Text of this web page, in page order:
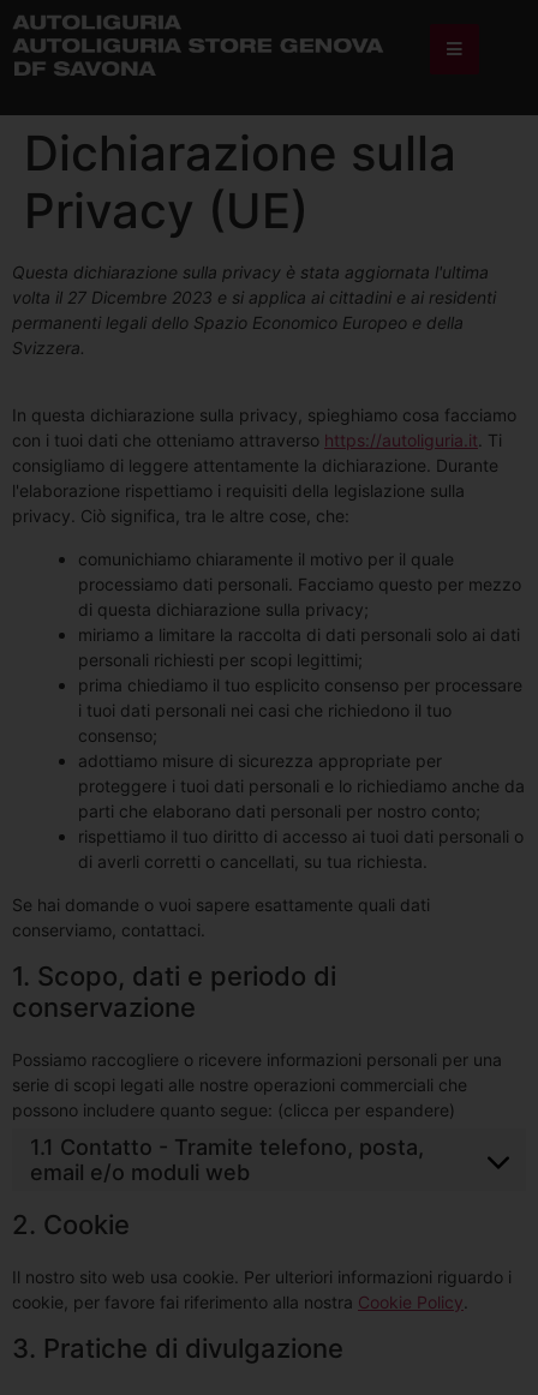
Dichiarazione sulla
Privacy (UE)
Questa dichiarazione sulla privacy è stata aggiornata l'ultima
volta il 27 Dicembre 2023 e si applica ai cittadini e ai residenti
permanenti legali dello Spazio Economico Europeo e della
Svizzera.
In questa dichiarazione sulla privacy, spieghiamo cosa facciamo
con i tuoi dati che otteniamo attraverso https://autoliguria.it . Ti
consigliamo di leggere attentamente la dichiarazione. Durante
l'elaborazione rispettiamo i requisiti della legislazione sulla
privacy. Ciò significa, tra le altre cose, che:
comunichiamo chiaramente il motivo per il quale
processiamo dati personali. Facciamo questo per mezzo
di questa dichiarazione sulla privacy;
miriamo a limitare la raccolta di dati personali solo ai dati
personali richiesti per scopi legittimi;
prima chiediamo il tuo esplicito consenso per processare
i tuoi dati personali nei casi che richiedono il tuo
consenso;
adottiamo misure di sicurezza appropriate per
proteggere i tuoi dati personali e lo richiediamo anche da
parti che elaborano dati personali per nostro conto;
rispettiamo il tuo diritto di accesso ai tuoi dati personali o
di averli corretti o cancellati, su tua richiesta.
Se hai domande o vuoi sapere esattamente quali dati
conserviamo, contattaci.
1. Scopo, dati e periodo di
conservazione
Possiamo raccogliere o ricevere informazioni personali per una
serie di scopi legati alle nostre operazioni commerciali che
possono includere quanto segue: (clicca per espandere)
1.1 Contatto - Tramite telefono, posta,
email e/o moduli web
2. Cookie
Il nostro sito web usa cookie. Per ulteriori informazioni riguardo i
cookie, per favore fai riferimento alla nostra Cookie Policy
3. Pratiche di divulgazione